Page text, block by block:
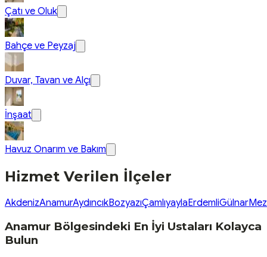
Çatı ve Oluk
Bahçe ve Peyzaj
Duvar, Tavan ve Alçı
İnşaat
Havuz Onarım ve Bakım
Hizmet Verilen İlçeler
AkdenizAnamurAydıncıkBozyazıÇamlıyaylaErdemliGülnar
Anamur Bölgesindeki En İyi Ustaları Kolayca
Bulun